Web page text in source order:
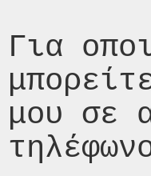
Για
μου σε